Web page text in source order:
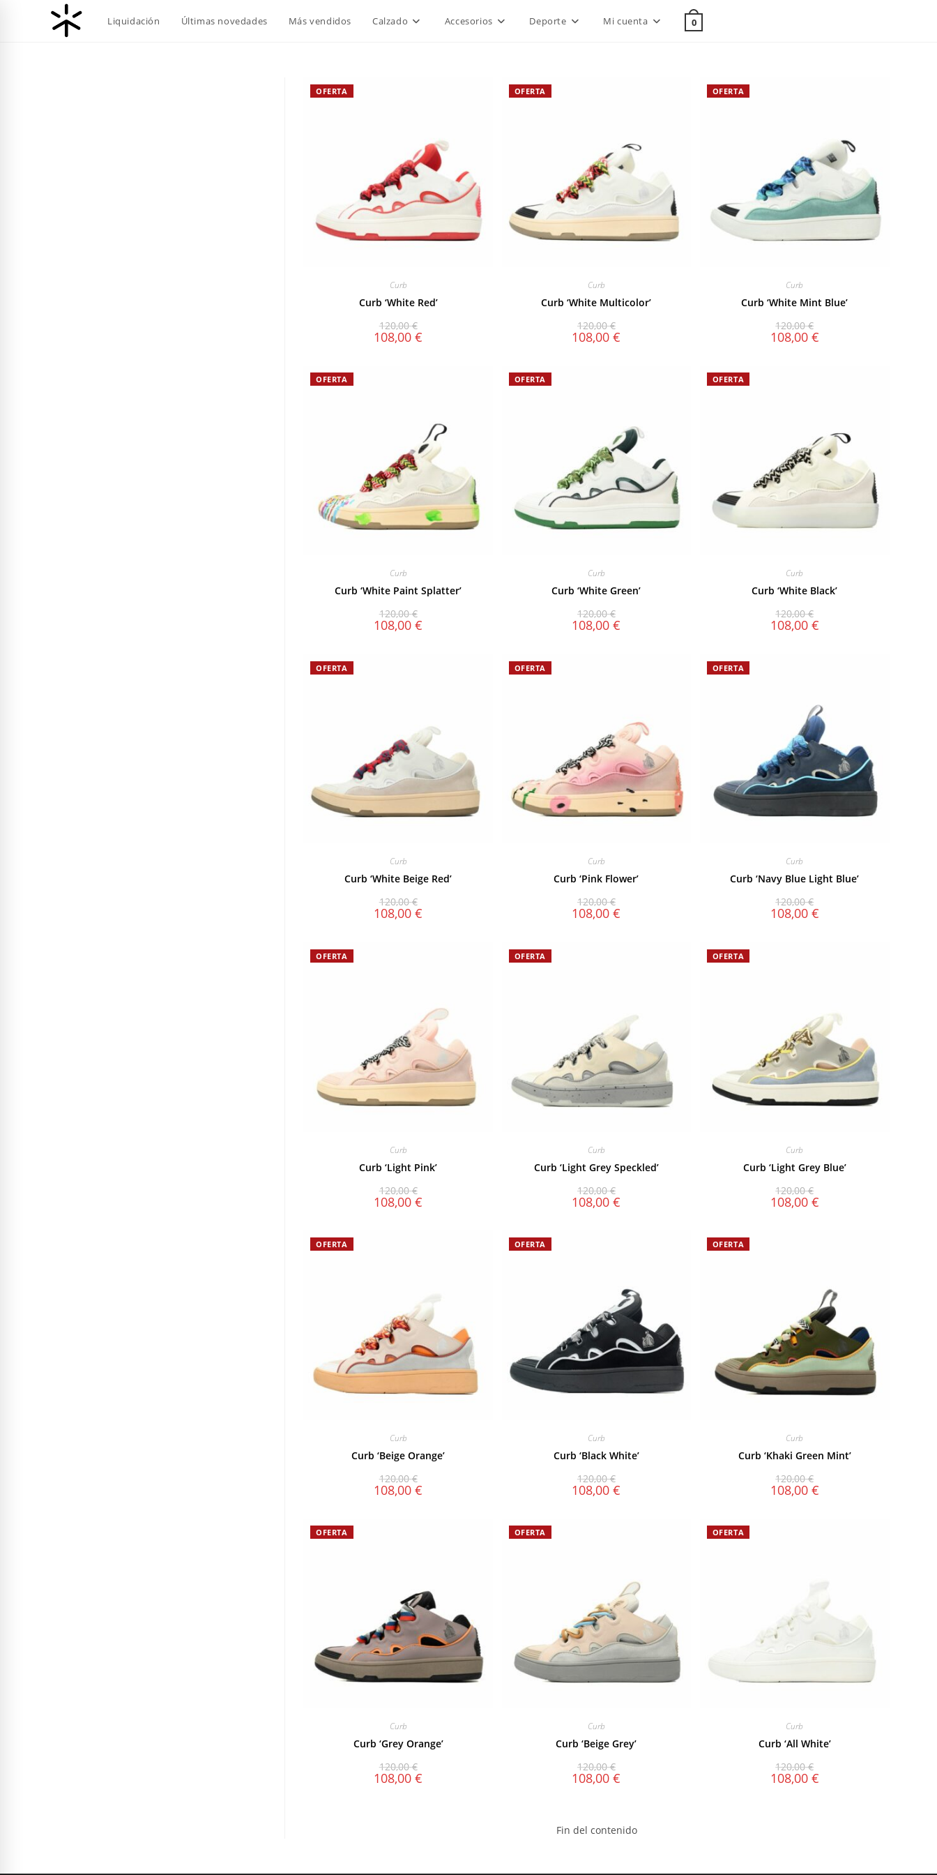
Liquidación Últimas novedades Más vendidos Calzado Accesorios Deporte Mi cuenta 0
OFERTA
Curb
Curb ‘White Red’
120,00€
108,00€
OFERTA
Curb
Curb ‘White Multicolor’
120,00€
108,00€
OFERTA
Curb
Curb ‘White Mint Blue’
120,00€
108,00 €
OFERTA
Curb
Curb ‘White Paint Splatter’
120,00€
108,00€
OFERTA
Curb
Curb ‘White Green’
120,00€
108,00€
OFERTA
Curb
Curb ‘White Black’
120,00€
108,00 €
OFERTA
Curb
Curb ‘White Beige Red’
120,00€
108,00€
OFERTA
Curb
Curb ‘Pink Flower’
120,00€
108,00€
OFERTA
Curb
Curb ‘Navy Blue Light Blue’
120,00€
108,00 €
OFERTA
Curb
Curb ‘Light Pink’
120,00€
108,00€
OFERTA
Curb
Curb ‘Light Grey Speckled’
120,00€
108,00€
OFERTA
Curb
Curb ‘Light Grey Blue’
120,00€
108,00 €
OFERTA
Curb
Curb ‘Beige Orange’
120,00€
108,00€
OFERTA
Curb
Curb ‘Black White’
120,00€
108,00€
OFERTA
Curb
Curb ‘Khaki Green Mint’
120,00€
108,00 €
OFERTA
Curb
Curb ‘Grey Orange’
120,00€
108,00€
OFERTA
Curb
Curb ‘Beige Grey’
120,00€
108,00€
OFERTA
Curb
Curb ‘All White’
120,00€
108,00 €
Fin del contenido